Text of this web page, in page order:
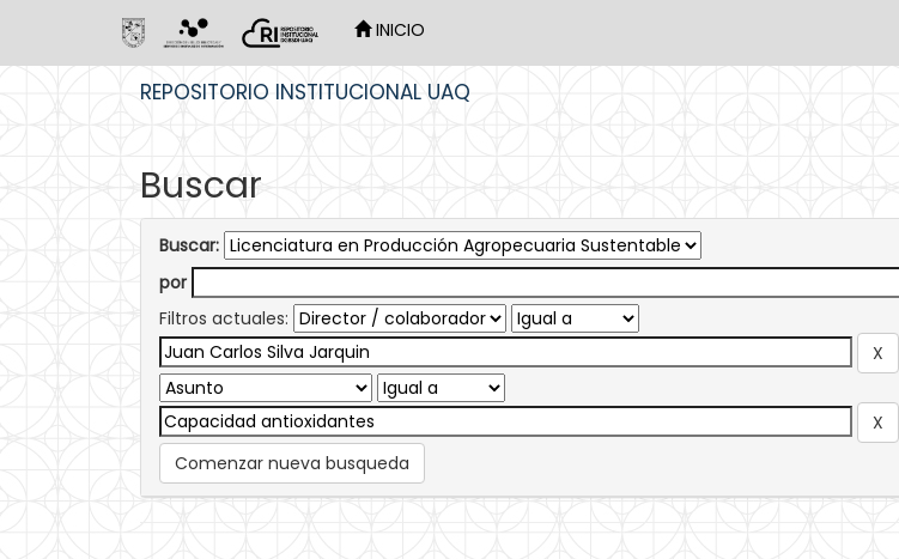
INICIO
REPOSITORIO INSTITUCIONAL UAQ
Buscar
Buscar:
por
Filtros actuales:
Comenzar nueva busqueda